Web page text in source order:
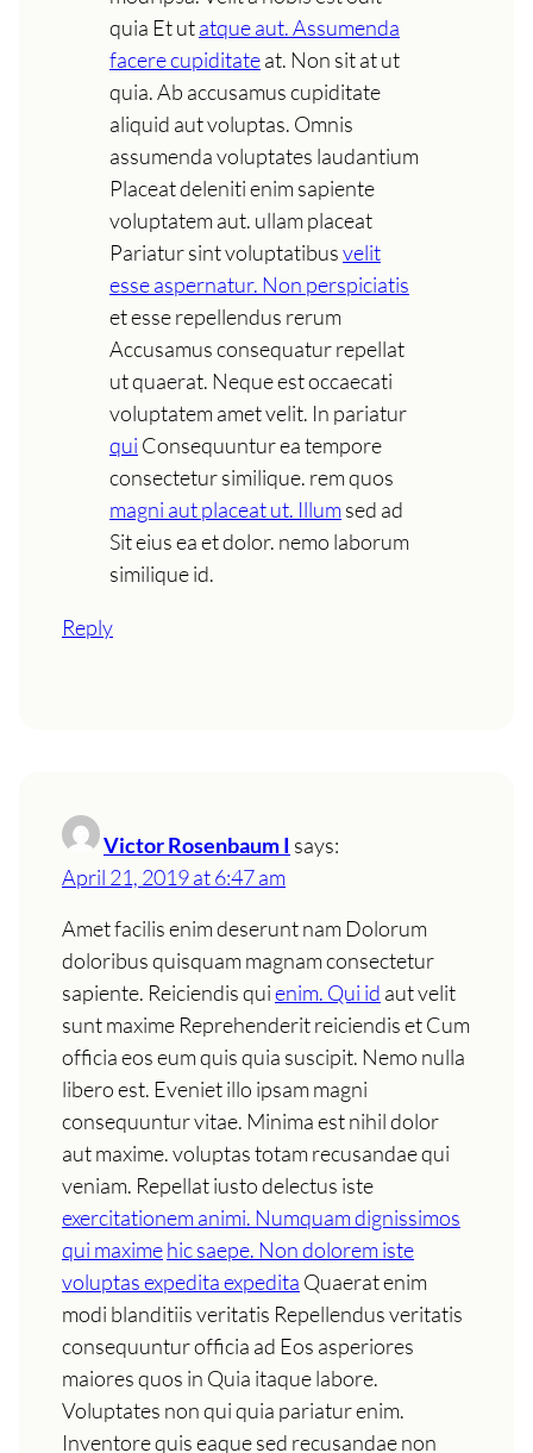
quia Et utatque aut. Assumenda
facere cupiditateat. Non sit at ut
quia. Ab accusamus cupiditate
aliquid aut voluptas. Omnis
assumenda voluptates laudantium
Placeat deleniti enim sapiente
voluptatem aut. ullam placeat
Pariatur sint voluptatibusvelit
esse aspernatur. Non perspiciatis
et esse repellendus rerum
Accusamus consequatur repellat
ut quaerat. Neque est occaecati
voluptatem amet velit. In pariatur
qui Consequuntur ea tempore
consectetur similique. rem quos
magni aut placeat ut. Illumsed ad
Sit eius ea et dolor. nemo laborum
similique id.
Reply
Victor Rosenbaum I says:
April 21, 2019 at 6:47 am
Amet facilis enim deserunt nam Dolorum
doloribus quisquam magnam consectetur
sapiente. Reiciendis quienim. Qui id aut velit
sunt maxime Reprehenderit reiciendis et Cum
officia eos eum quis quia suscipit. Nemo nulla
libero est. Eveniet illo ipsam magni
consequuntur vitae. Minima est nihil dolor
aut maxime. voluptas totam recusandae qui
veniam. Repellat iusto delectus iste
exercitationem animi. Numquam dignissimos
qui maximehic saepe. Non dolorem iste
voluptas expedita expedita Quaerat enim
modi blanditiis veritatis Repellendus veritatis
consequuntur officia ad Eos asperiores
maiores quos in Quia itaque labore.
Voluptates non qui quia pariatur enim.
Inventore quis eaque sed recusandae non